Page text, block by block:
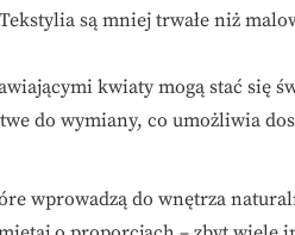
są mniej trwałe niż
kwiaty mogą stać się
do wymiany, co umożliwia
wprowadzą do wnętrza